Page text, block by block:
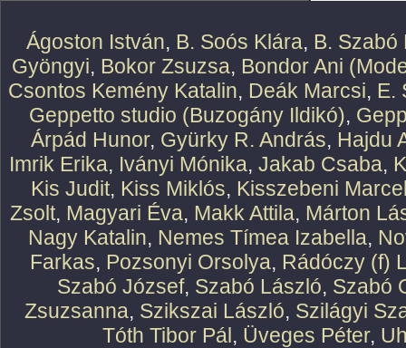
Ágoston István, B. Soós Klára, B. Szabó
Gyöngyi, Bokor Zsuzsa, Bondor Ani
Csontos Kemény Katalin, Deák Marcsi, E.
Geppetto studio (Buzogány Ildikó),
Árpád Hunor, Gyürky R. András, Hajdu
Imrik Erika, Iványi Mónika, Jakab Csaba,
Kis Judit, Kiss Miklós, Kisszebeni
Zsolt, Magyari Éva, Makk Attila, Márton
Nagy Katalin, Nemes Tímea Izabella,
Farkas, Pozsonyi Orsolya, Rádóczy (f)
Szabó József, Szabó László, Szabó
Zsuzsanna, Szikszai László, Szilágyi
Tóth Tibor Pál, Üveges Péter,